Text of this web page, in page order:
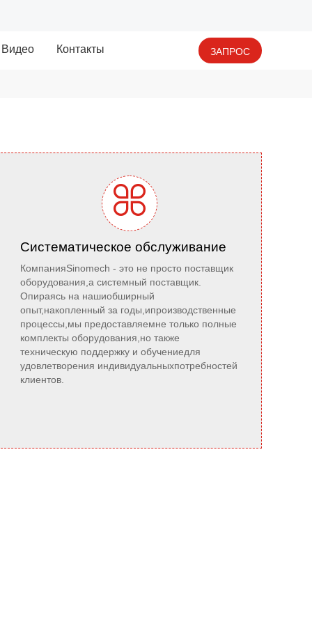
Видео Контакты ЗАПРОС

Систематическое обслуживание
КомпанияSinomech - это не просто поставщик
оборудования,а системный поставщик.
Опираясь на нашиобширный
опыт,накопленный за годы,ипроизводственные
процессы,мы предоставляемне только полные
комплекты оборудования,но также
техническую поддержку и обучениедля
удовлетворения индивидуальныхпотребностей
клиентов.